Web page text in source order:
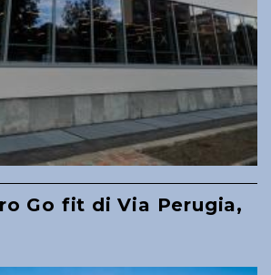
Go fit di Via Perugia,